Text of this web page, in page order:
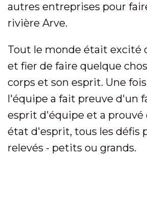
autres entreprises pour
rivière Arve.
Tout le monde était excité
et fier de faire quelque
corps et son esprit. Une
l'équipe a fait preuve d'un
esprit d'équipe et a prouvé
état d'esprit, tous les défis
relevés - petits ou grands.